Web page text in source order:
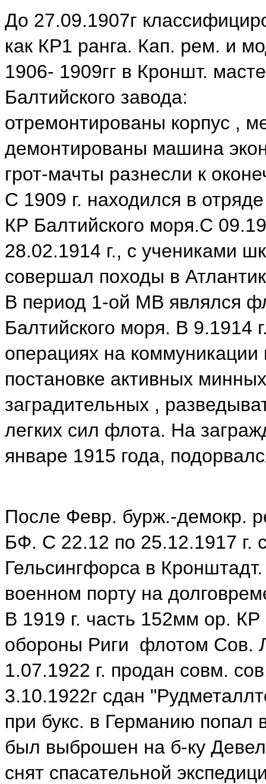
До 27.09.1907г
как КР1 ранга. Кап. рем. и
1906- 1909гг в Кроншт.
Балтийского завода:
отремонтированы корпус ,
демонтированы машина
грот-мачты разнесли к
С 1909 г. находился в
КР Балтийского моря.С
28.02.1914 г., с учениками
совершал походы в
В период 1-ой МВ являлся
Балтийского моря. В 9.1914
операциях на коммуникации
постановке активных
заградительных ,
легких сил флота. На
январе 1915 года,
После Февр. бурж.-демокр.
БФ. С 22.12 по 25.12.1917 г.
Гельсингфорса в
военном порту на
В 1919 г. часть 152мм ор.
обороны Риги флотом Сов.
1.07.1922 г. продан совм.
3.10.1922г сдан
при букс. в Германию
был выброшен на б-ку
снят спасательной